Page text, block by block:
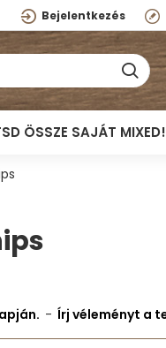
Bejelentkezés
ÖSSZE SAJÁT MIXED!
- Írj véleményt a